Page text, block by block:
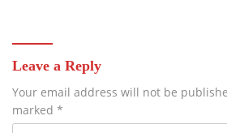
Leave a Reply
Your email address will not be
marked *